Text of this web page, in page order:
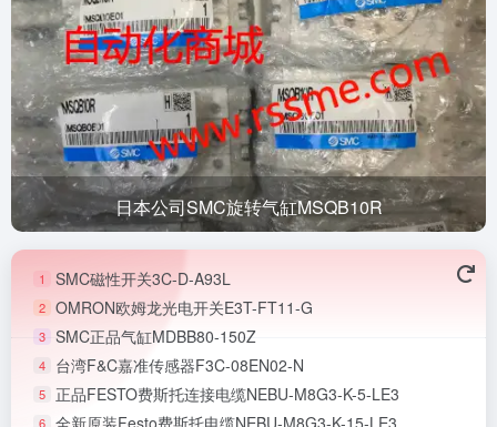
日本公司SMC旋转气缸MSQB10R
1 SMC磁性开关3C-D-A93L
2 OMRON欧姆龙光电开关E3T-FT11-G
3 SMC正品气缸MDBB80-150Z
4 台湾F&C嘉准传感器F3C-08EN02-N
5 正品FESTO费斯托连接电缆NEBU-M8G3-K-5-LE3
6 全新原装Festo费斯托电缆NEBU-M8G3-K-15-LE3